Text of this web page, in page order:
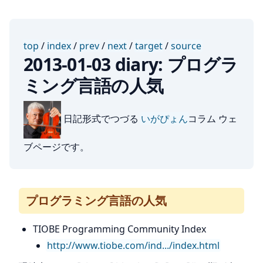
top / index/ prev/ next/target/source
2013-01-03 diary: プログラ
ミング言語の人気
日記形式でつづる いがぴょんコラム ウェ
ブページです。
プログラミング言語の人気
TIOBE Programming Community Index
http://www.tiobe.com/ind.../index.html